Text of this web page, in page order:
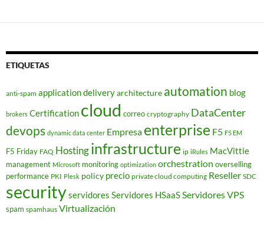
ETIQUETAS
anti-spam application deliveryarchitecture automation blog
brokers Certification cloud correo cryptography DataCenter
devops dynamic data center Empresa enterprise F5 F5 EM
F5 Friday FAQ Hostinginfrastructure ip iRules MacVittie
management Microsoft monitoring optimization orchestration overselling
performance PKI Plesk policy precio private cloud computing Reseller SDC
securityservidores Servidores HSaaSServidores VPS
spam spamhaus Virtualización